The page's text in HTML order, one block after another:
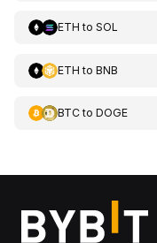
ETH to SOL
ETH to BNB
BTCto DOGE